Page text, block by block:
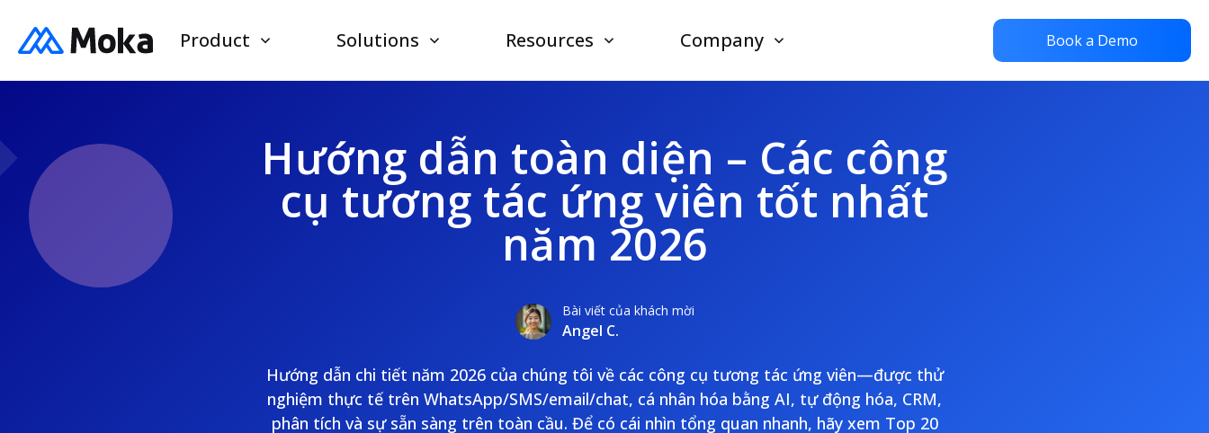
Product Solutions Resources Company Book a Demo
Hướng dẫn toàn diện – Các công
cụ tương tác ứng viên tốt nhất
năm 2026
Bài viết của khách mời
Angel C.
Hướng dẫn chi tiết năm 2026 của chúng tôi về các công cụ tương tác ứng viên—được thử
nghiệm thực tế trên WhatsApp/SMS/email/chat, cá nhân hóa bằng AI, tự động hóa, CRM,
phân tích và sự sẵn sàng trên toàn cầu. Để có cái nhìn tổng quan nhanh, hãy xem Top 20